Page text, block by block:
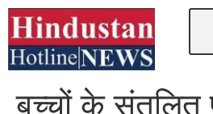
बच्चों के संतुलित